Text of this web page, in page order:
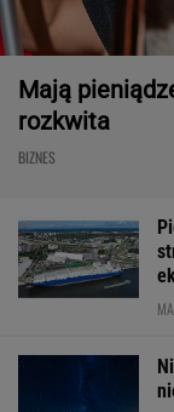
Mają
rozkwita
BIZNES